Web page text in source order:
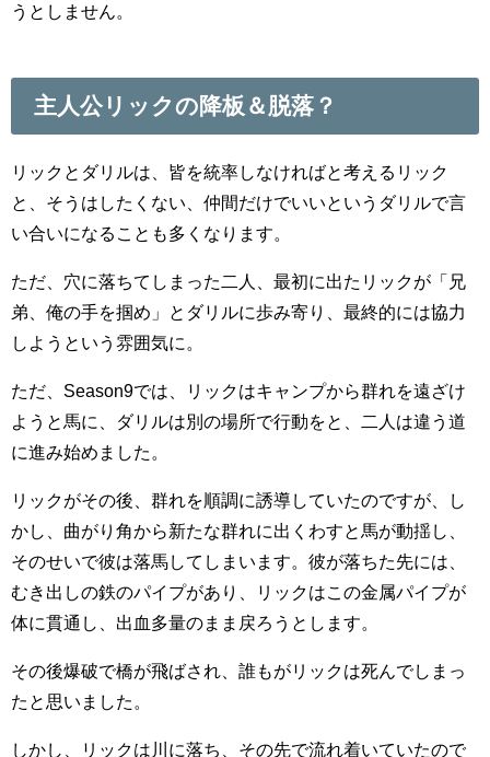
うとしません。
主人公リックの降板＆脱落？
リックとダリルは、皆を統率しなければと考えるリック
と、そうはしたくない、仲間だけでいいというダリルで言
い合いになることも多くなります。
ただ、穴に落ちてしまった二人、最初に出たリックが「兄
弟、俺の手を掴め」とダリルに歩み寄り、最終的には協力
しようという雰囲気に。
ただ、Season9では、リックはキャンプから群れを遠ざけ
ようと馬に、ダリルは別の場所で行動をと、二人は違う道
に進み始めました。
リックがその後、群れを順調に誘導していたのですが、し
かし、曲がり角から新たな群れに出くわすと馬が動揺し、
そのせいで彼は落馬してしまいます。彼が落ちた先には、
むき出しの鉄のパイプがあり、リックはこの金属パイプが
体に貫通し、出血多量のまま戻ろうとします。
その後爆破で橋が飛ばされ、誰もがリックは死んでしまっ
たと思いました。
しかし、リックは川に落ち、その先で流れ着いていたので